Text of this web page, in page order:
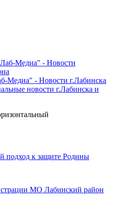
Медиа" - Новости г.Лабинска
новости г.Лабинска и
подход к защите Родины
МО Лабинский район